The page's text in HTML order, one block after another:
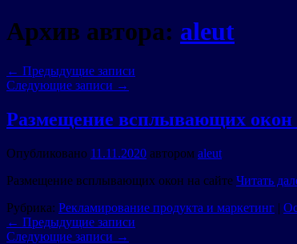
Архив автора: aleut
← Предыдущие записи
Следующие записи →
Размещение всплывающих окон
Опубликовано 11.11.2020 автором aleut
Размещение всплывающих окон на сайте Читать
Рубрика: Рекламирование продукта и маркетинг |
← Предыдущие записи
Следующие записи →